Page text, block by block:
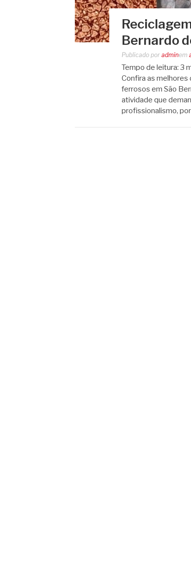
Bernardo
Publicado por adminem
Tempo de leitura: 3
Confira as
ferrosos em São
atividade que
profissionalismo,